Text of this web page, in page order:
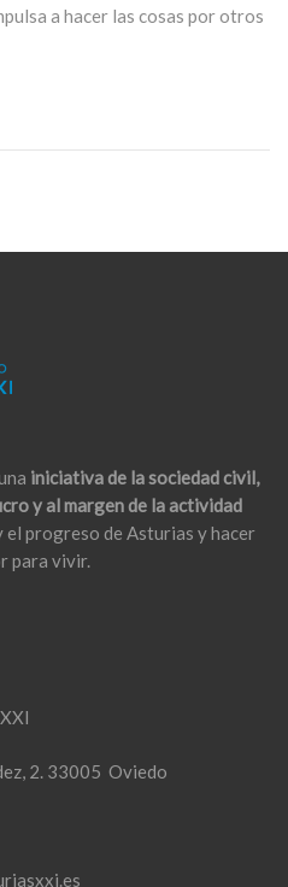
a hacer las cosas por otros
iniciativa de la sociedad civil,
y al margen de la actividad
el progreso de Asturias y hacer
para vivir.
2. 33005 Oviedo